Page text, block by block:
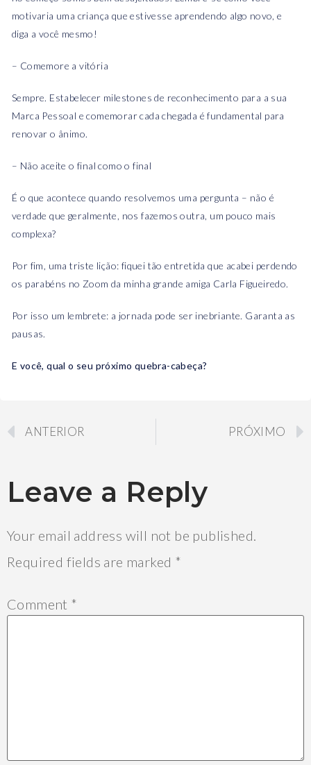
motivaria uma criança que estivesse aprendendo algo novo, e
diga a você mesmo!
– Comemore a vitória
Sempre. Estabelecer milestones de reconhecimento para a sua
Marca Pessoal e comemorar cada chegada é fundamental para
renovar o ânimo.
– Não aceite o final como o final
É o que acontece quando resolvemos uma pergunta – não é
verdade que geralmente, nos fazemos outra, um pouco mais
complexa?
Por fim, uma triste lição: fiquei tão entretida que acabei perdendo
os parabéns no Zoom da minha grande amiga Carla Figueiredo.
Por isso um lembrete: a jornada pode ser inebriante. Garanta as
pausas.
E você, qual o seu próximo quebra-cabeça?
ANTERIOR PRÓXIMO
Leave a Reply
Your email address will not be published.
Required fields are marked *
Comment *